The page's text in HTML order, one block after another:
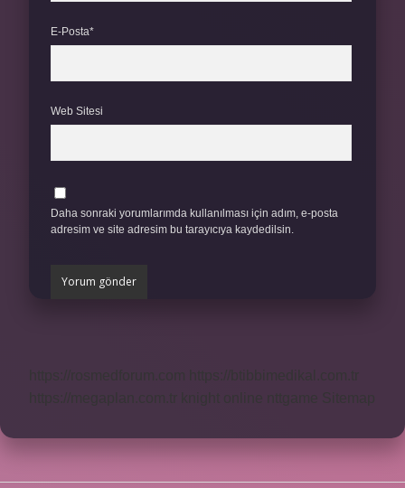
E-Posta*
Web Sitesi
Daha sonraki yorumlarımda kullanılması için adım, e-posta
adresim ve site adresim bu tarayıcıya kaydedilsin.